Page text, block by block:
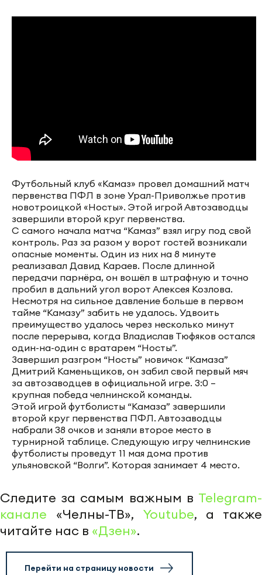
Футбольный клуб «Камаз» провел домашний матч
первенства ПФЛ в зоне Урал-Приволжье против
новотроицкой «Носты». Этой игрой Автозаводцы
завершили второй круг первенства.
С самого начала матча “Камаз” взял игру под свой
контроль. Раз за разом у ворот гостей возникали
опасные моменты. Один из них на 8 минуте
реализавал Давид Караев. После длинной
передачи парнёра, он вошёл в штрафную и точно
пробил в дальний угол ворот Алексея Козлова.
Несмотря на сильное давление больше в первом
тайме “Камазу” забить не удалось. Удвоить
преимущество удалось через несколько минут
после перерыва, когда Владислав Тюфяков остался
один-на-один с вратарем “Носты”.
Завершил разгром “Носты” новичок “Камаза”
Дмитрий Каменьщиков, он забил свой первый мяч
за автозаводцев в официальной игре. 3:0 –
крупная победа челнинской команды.
Этой игрой футболисты “Камаза” завершили
второй круг первенства ПФЛ. Автозаводцы
набрали 38 очков и заняли второе место в
турнирной таблице. Следующую игру челнинские
футболисты проведут 11 мая дома против
ульяновской “Волги”. Которая занимает 4 место.
Следите за самым важным в Telegram-
канале «Челны-ТВ», Youtube, а также
читайте нас в «Дзен».
Перейти на страницу новости